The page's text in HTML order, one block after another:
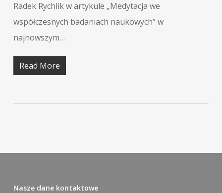
Radek Rychlik w artykule „Medytacja we
współczesnych badaniach naukowych” w
najnowszym…
Read More
Nasze dane kontaktowe